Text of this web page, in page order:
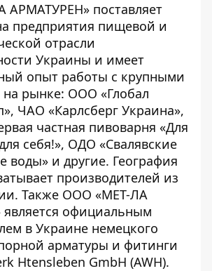
поставляет
предприятия пищевой и
отрасли
Украины и имеет
опыт работы с крупными
рынке: ООО «Глобал
ЧАО «Карлсберг Украина»,
частная пивоварня «Для
себя!», ОДО «Свалявские
воды» и другие. География
производителей из
Также ООО «МЕТ-ЛА
официальным
в Украине немецкого
арматуры и фитинги
Htensleben GmbH (AWH).